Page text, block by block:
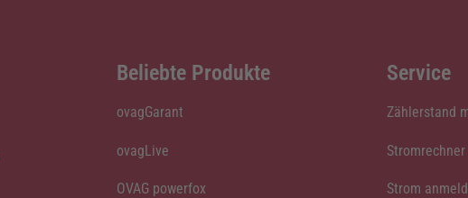
Beliebte Produkte
ovagGarant
ovagLive
OVAG powerfox
Service
Zählerstand
Stromrechner
Strom